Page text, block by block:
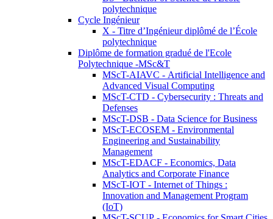
polytechnique
Cycle Ingénieur
X - Titre d’Ingénieur diplômé de l’École
polytechnique
Diplôme de formation gradué de l'Ecole
Polytechnique -MSc&T
MScT-AIAVC - Artificial Intelligence and
Advanced Visual Computing
MScT-CTD - Cybersecurity : Threats and
Defenses
MScT-DSB - Data Science for Business
MScT-ECOSEM - Environmental
Engineering and Sustainability
Management
MScT-EDACF - Economics, Data
Analytics and Corporate Finance
MScT-IOT - Internet of Things :
Innovation and Management Program
(IoT)